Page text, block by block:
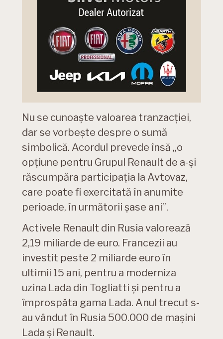
Nu se cunoaște valoarea tranzacției,
dar se vorbește despre o sumă
simbolică. Acordul prevede însă „o
opțiune pentru Grupul Renault de a-și
răscumpăra participația la Avtovaz,
care poate fi exercitată în anumite
perioade, în următorii șase ani”.
Activele Renault din Rusia valorează
2,19 miliarde de euro. Francezii au
investit peste 2 miliarde euro în
ultimii 15 ani, pentru a moderniza
uzina Lada din Togliatti și pentru a
împrospăta gama Lada. Anul trecut s-
au vândut în Rusia 500.000 de mașini
Lada și Renault.